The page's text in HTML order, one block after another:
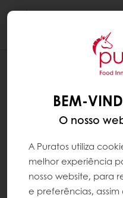
BEM-
O nosso
A Puratos utiliza
melhor experiência
nosso website, para
e preferências,